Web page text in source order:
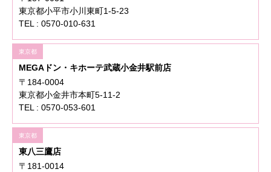
東京都小平市小川東町1-5-23
TEL : 0570-010-631
東京都
MEGAドン・キホーテ武蔵小金井駅前店
〒184-0004
東京都小金井市本町5-11-2
TEL : 0570-053-601
東京都
東八三鷹店
〒181-0014